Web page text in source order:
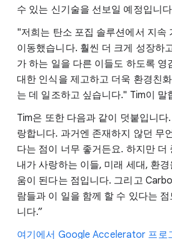
수 있는 신기술을 선보일 예정입니
"저희는 탄소 포집 솔루션에서 지속
이동했습니다. 훨씬 더 크게 성장하
가 하는 일을 다른 이들도 하도록 영
대한 인식을 제고하고 더욱 환경친
는 데 일조하고 싶습니다." Tim이 말
Tim은 또한 다음과 같이 덧붙입니다
랑합니다. 과거엔 존재하지 않던 무
다는 점이 너무 좋거든요. 하지만 더
내가 사랑하는 이들, 미래 세대, 환
움이 된다는 점입니다. 그리고
람들과 이 일을 함께 할 수 있다는
니다.”
여기에서 Google Accelerator 프로